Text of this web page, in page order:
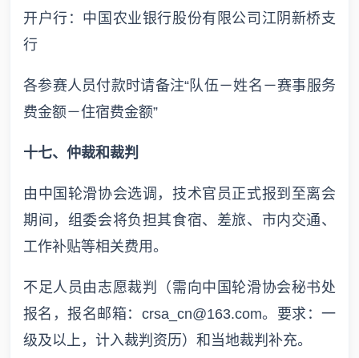
开户行：中国农业银行股份有限公司江阴新桥支
行
各参赛人员付款时请备注“队伍－姓名－赛事服务
费金额－住宿费金额”
十七、仲裁和裁判
由中国轮滑协会选调，技术官员正式报到至离会
期间，组委会将负担其食宿、差旅、市内交通、
工作补贴等相关费用。
不足人员由志愿裁判（需向中国轮滑协会秘书处
报名，报名邮箱：crsa_cn@163.com。要求：一
级及以上，计入裁判资历）和当地裁判补充。